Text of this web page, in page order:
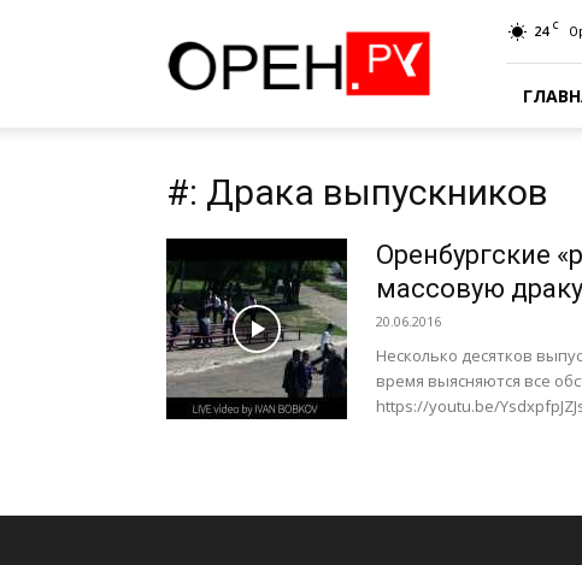
24 C
#: Драка выпускников
Оренбургские
массовую драку
20.06.2016
Несколько десятков
время выясняются все
https://youtu.be/